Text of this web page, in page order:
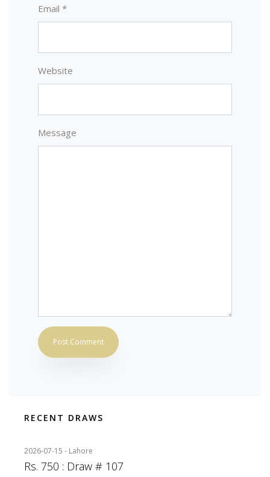
Email *
Website
Message
RECENT DRAWS
2026-07-15 - Lahore
Rs. 750 : Draw # 107